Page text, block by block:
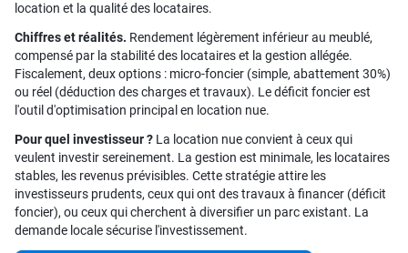
location et la qualité des locataires.
Chiffres et réalités. Rendement légèrement inférieur au meublé,
compensé par la stabilité des locataires et la gestion allégée.
Fiscalement, deux options : micro-foncier (simple, abattement 30%)
ou réel (déduction des charges et travaux). Le déficit foncier est
l'outil d'optimisation principal en location nue.
Pour quel investisseur ? La location nue convient à ceux qui
veulent investir sereinement. La gestion est minimale, les locataires
stables, les revenus prévisibles. Cette stratégie attire les
investisseurs prudents, ceux qui ont des travaux à financer (déficit
foncier), ou ceux qui cherchent à diversifier un parc existant. La
demande locale sécurise l'investissement.